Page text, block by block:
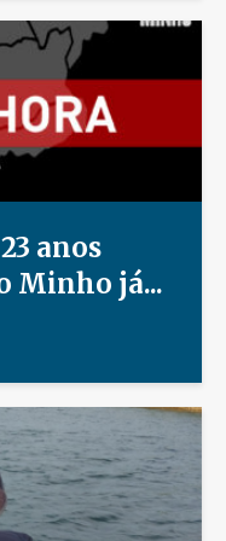
anos
Minho já...